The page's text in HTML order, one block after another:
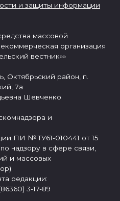
и защиты информации
массовой
организация
вестник»»
Октябрьский район, п.
7а
Шевченко
и
ПИ № ТУ61-010441 от 15
надзору в сфере связи,
и массовых
редакции:
3-17-89